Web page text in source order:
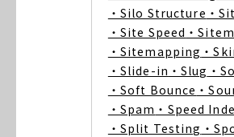
・Silo Structure ・
・Site Speed ・
・Sitemapping ・
・Slide-in ・Slug ・
・Soft Bounce ・
・Spam ・Speed
・Split Testing ・